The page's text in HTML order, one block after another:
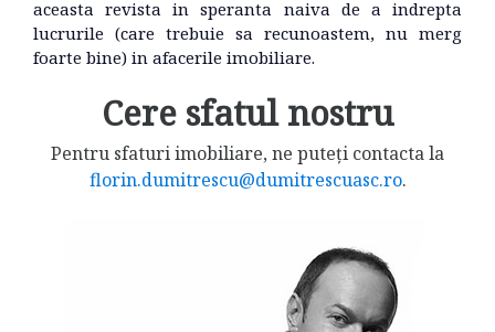
aceasta revista in speranta naiva de a indrepta
lucrurile (care trebuie sa recunoastem, nu merg
foarte bine) in afacerile imobiliare.
Cere sfatul nostru
Pentru sfaturi imobiliare, ne puteți contacta la
florin.dumitrescu@dumitrescuasc.ro.